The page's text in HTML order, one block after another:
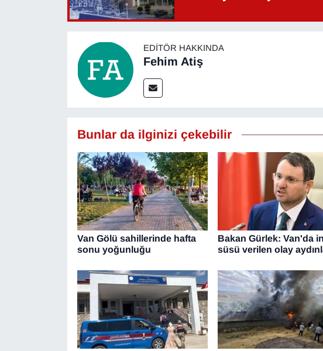
EDITÖR HAKKINDA
Fehim Atiş
Bunlar da ilginizi çekebilir
Van Gölü sahillerinde hafta
sonu yoğunluğu
Bakan Gürlek: Van'da
süsü verilen olay